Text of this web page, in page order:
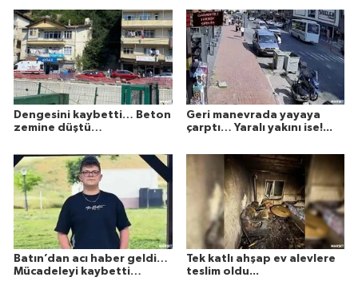
Dengesini kaybetti… Beton
zemine düştü…
Geri manevrada yayaya
çarptı… Yaralı yakını ise!...
Batın’dan acı haber geldi…
Mücadeleyi kaybetti…
Tek katlı ahşap ev alevlere
teslim oldu...